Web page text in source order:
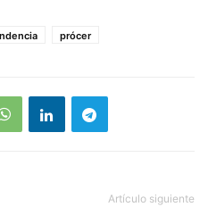
prócer
Artículo siguiente